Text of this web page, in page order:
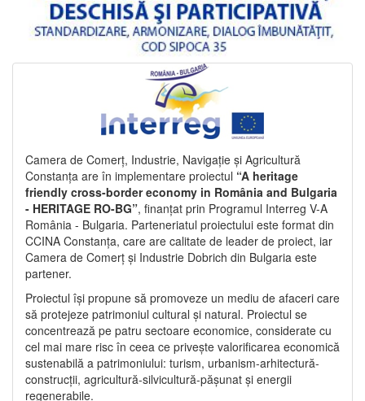
Camera de Comerț, Industrie, Navigație și Agricultură
Constanța are în implementare proiectul “A heritage
friendly cross-border economy in România and Bulgaria
- HERITAGE RO-BG”, finanțat prin Programul Interreg V-A
România - Bulgaria. Parteneriatul proiectului este format din
CCINA Constanța, care are calitate de leader de proiect, iar
Camera de Comerț și Industrie Dobrich din Bulgaria este
partener.
Proiectul își propune să promoveze un mediu de afaceri care
să protejeze patrimoniul cultural și natural. Proiectul se
concentrează pe patru sectoare economice, considerate cu
cel mai mare risc în ceea ce privește valorificarea economică
sustenabilă a patrimoniului: turism, urbanism-arhitectură-
construcții, agricultură-silvicultură-pășunat și energii
regenerabile.